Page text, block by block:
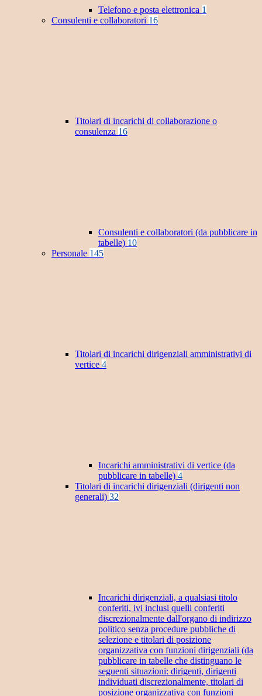
Telefono e posta elettronica 1
Consulenti e collaboratori 16
Titolari di incarichi di collaborazione o
consulenza 16
Consulenti e collaboratori (da pubblicare in
tabelle) 10
Personale 145
Titolari di incarichi dirigenziali amministrativi di
vertice 4
Incarichi amministrativi di vertice (da
pubblicare in tabelle) 4
Titolari di incarichi dirigenziali (dirigenti non
generali) 32
Incarichi dirigenziali, a qualsiasi titolo
conferiti, ivi inclusi quelli conferiti
discrezionalmente dall'organo di indirizzo
politico senza procedure pubbliche di
selezione e titolari di posizione
organizzativa con funzioni dirigenziali (da
pubblicare in tabelle che distinguano le
seguenti situazioni: dirigenti, dirigenti
individuati discrezionalmente, titolari di
posizione organizzativa con funzioni